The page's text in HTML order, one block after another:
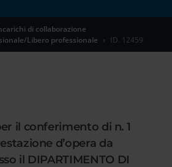
di collaborazione
Libero professionale
ID. 12459
il conferimento di n. 1
d’opera da
il DIPARTIMENTO DI